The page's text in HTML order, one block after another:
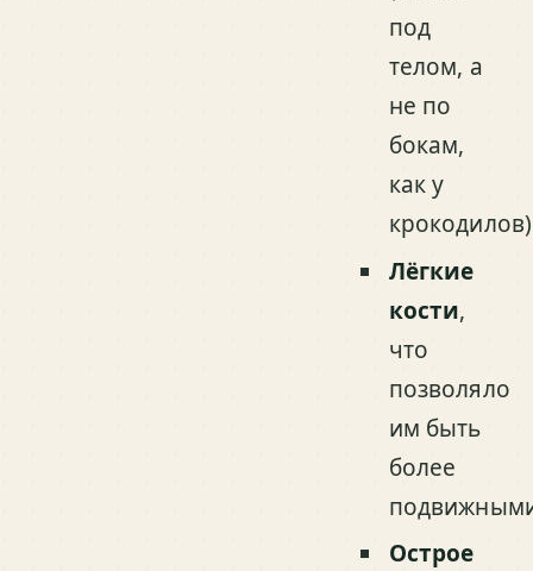
под
телом, а
не по
бокам,
как у
Лёгкие
кости,
что
позволяло
им быть
более
Острое